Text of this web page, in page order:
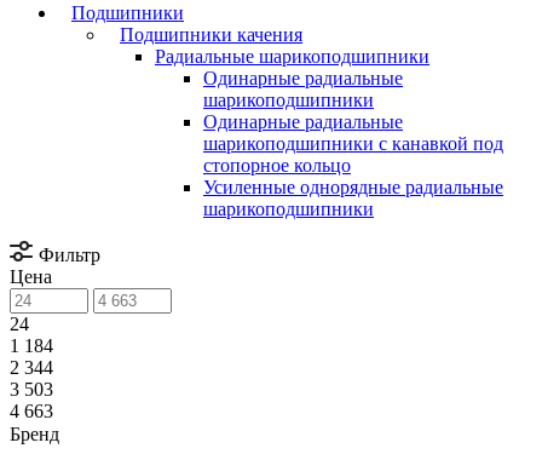
Подшипники
Подшипники качения
Радиальные шарикоподшипники
Одинарные радиальные
шарикоподшипники
Одинарные радиальные
шарикоподшипники с канавкой под
стопорное кольцо
Усиленные однорядные радиальные
шарикоподшипники
Фильтр
Цена
24
1 184
2 344
3 503
4 663
Бренд